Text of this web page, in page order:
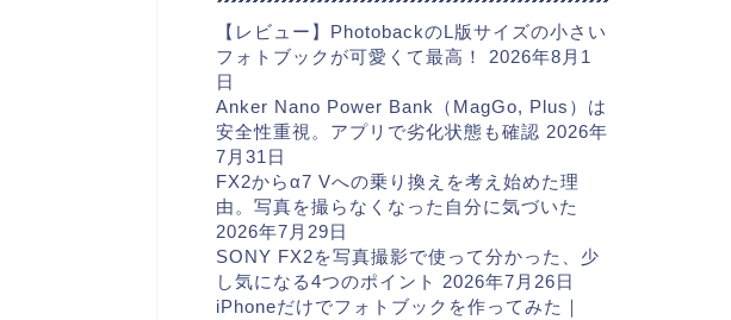
【レビュー】PhotobackのL版サイズの小さい
フォトブックが可愛くて最高！
2026年8月1
日
Anker Nano Power Bank（MagGo, Plus）は
安全性重視。アプリで劣化状態も確認 2026年
7月31日
FX2からα7 Vへの乗り換えを考え始めた理
由。写真を撮らなくなった自分に気づいた
2026年7月29日
SONY FX2を写真撮影で使って分かった、少
し気になる4つのポイント 2026年7月26日
iPhoneだけでフォトブックを作ってみた｜